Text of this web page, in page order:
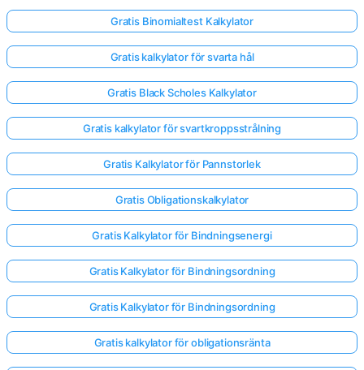
Gratis Binomialtest Kalkylator
Gratis kalkylator för svarta hål
Gratis Black Scholes Kalkylator
Gratis kalkylator för svartkroppsstrålning
Gratis Kalkylator för Pannstorlek
Gratis Obligationskalkylator
Gratis Kalkylator för Bindningsenergi
Gratis Kalkylator för Bindningsordning
Gratis Kalkylator för Bindningsordning
Gratis kalkylator för obligationsränta